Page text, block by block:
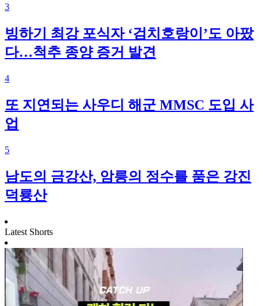
3
빙하기 최강 포식자 ‘검치호랑이’도 아팠
다…척추 종양 증거 발견
4
또 지연되는 사우디 해군 MMSC 도입 사
업
5
남도의 금강산, 암릉의 정수를 품은 강진
덕룡산
Latest Shorts